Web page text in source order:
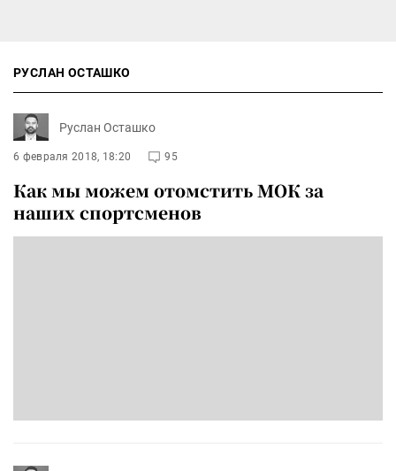
РУСЛАН ОСТАШКО
Руслан Осташко
6 февраля 2018, 18:20 95
Как мы можем отомстить МОК за
наших спортсменов